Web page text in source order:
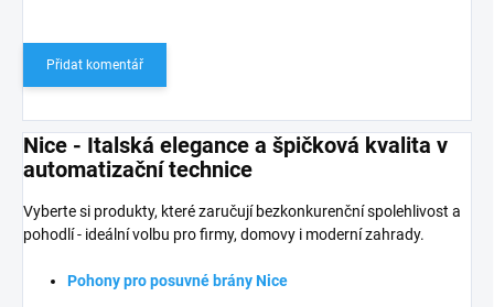
Přidat komentář
Nice - Italská elegance a špičková kvalita v
automatizační technice
Vyberte si produkty, které zaručují bezkonkurenční spolehlivost a
pohodlí - ideální volbu pro firmy, domovy i moderní zahrady.
Pohony pro posuvné brány Nice